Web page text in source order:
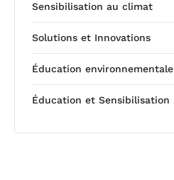
Sensibilisation au climat
Solutions et Innovations
Éducation environnementale
Éducation et Sensibilisation